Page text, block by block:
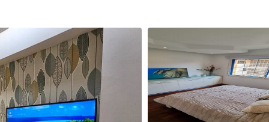
🌴 Delta del Orinoco
🌴 Colonia Tovar
🌴 Catatumbo